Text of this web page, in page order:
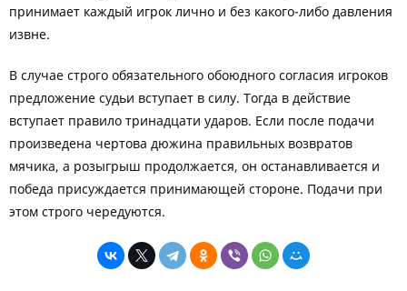
принимает каждый игрок лично и без какого-либо давления
извне.
В случае строго обязательного обоюдного согласия игроков
предложение судьи вступает в силу. Тогда в действие
вступает правило тринадцати ударов. Если после подачи
произведена чертова дюжина правильных возвратов
мячика, а розыгрыш продолжается, он останавливается и
победа присуждается принимающей стороне. Подачи при
этом строго чередуются.